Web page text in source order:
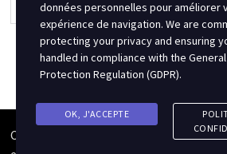
Copyright © 2026 Semipro Magazine.
données personnelles pour améliorer
expérience de navigation. We are
protecting your privacy and ensuring
handled in compliance with the
Protection Regulation (GDPR).
OK, J'ACCEPTE